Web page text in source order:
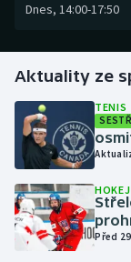
Florbal
Golf
Gymnastika
Házená
Jezdectví
Dnes, 14:00-17:50
Aktuality ze
TENIS
HOKEJ
Před